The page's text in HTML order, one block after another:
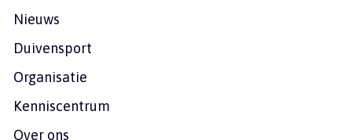
Nieuws
Duivensport
Organisatie
Kenniscentrum
Over ons